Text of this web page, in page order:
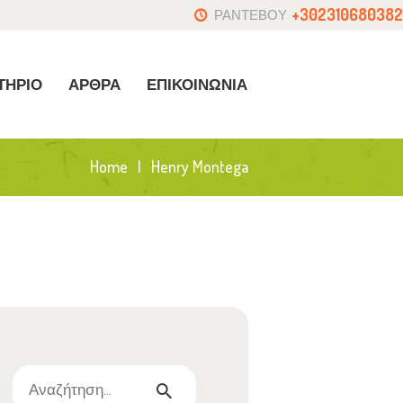
ΡΑΝΤΕΒΟΥ +302310680382
ΑΡΘΡΑ ΕΠΙΚΟΙΝΩΝΙΑ
Home Henry Montega